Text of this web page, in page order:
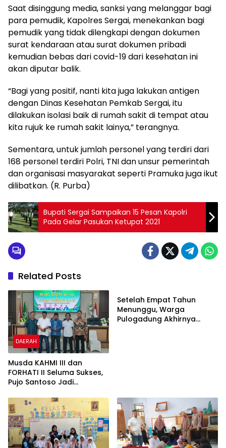
Saat disinggung media, sanksi yang melanggar bagi
para pemudik, Kapolres Sergai, menekankan bagi
pemudik yang tidak dilengkapi dengan dokumen
surat kendaraan atau surat dokumen pribadi
kemudian bebas dari covid-19 dari kesehatan ini
akan diputar balik.
“Bagi yang positif, nanti kita juga lakukan antigen
dengan Dinas Kesehatan Pemkab Sergai, itu
dilakukan isolasi baik di rumah sakit di tempat atau
kita rujuk ke rumah sakit lainya,” terangnya.
Sementara, untuk jumlah personel yang terdiri dari
168 personel terdiri Polri, TNI dan unsur pemerintah
dan organisasi masyarakat seperti Pramuka juga ikut
dilibatkan. (R. Purba)
Bupati Sergai Sampaikan 15 Pesan Kapolri
Pada Gelar Pasukan Ketupat 2021
Related Posts
DAERAH
Musda KAHMI III dan
FORHATI II Seluma Sukses,
Pujo Santoso Jadi
Setelah Empat Tahun
Menunggu, Warga
Pulogadung Akhirnya